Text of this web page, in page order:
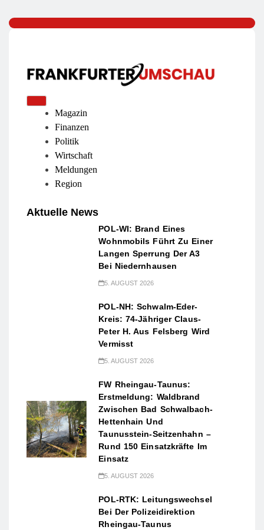
Magazin
Finanzen
Politik
Wirtschaft
Meldungen
Region
Aktuelle News
POL-WI: Brand Eines
Wohnmobils Führt Zu Einer
Langen Sperrung Der A3
Bei Niedernhausen
5. AUGUST 2026
POL-NH: Schwalm-Eder-
Kreis: 74-Jähriger Claus-
Peter H. Aus Felsberg Wird
Vermisst
5. AUGUST 2026
FW Rheingau-Taunus:
Erstmeldung: Waldbrand
Zwischen Bad Schwalbach-
Hettenhain Und
Taunusstein-Seitzenhahn –
Rund 150 Einsatzkräfte Im
Einsatz
5. AUGUST 2026
POL-RTK: Leitungswechsel
Bei Der Polizeidirektion
Rheingau-Taunus